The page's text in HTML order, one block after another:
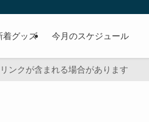
着グッズ 今月のスケジュール
ンクが含まれる場合があります